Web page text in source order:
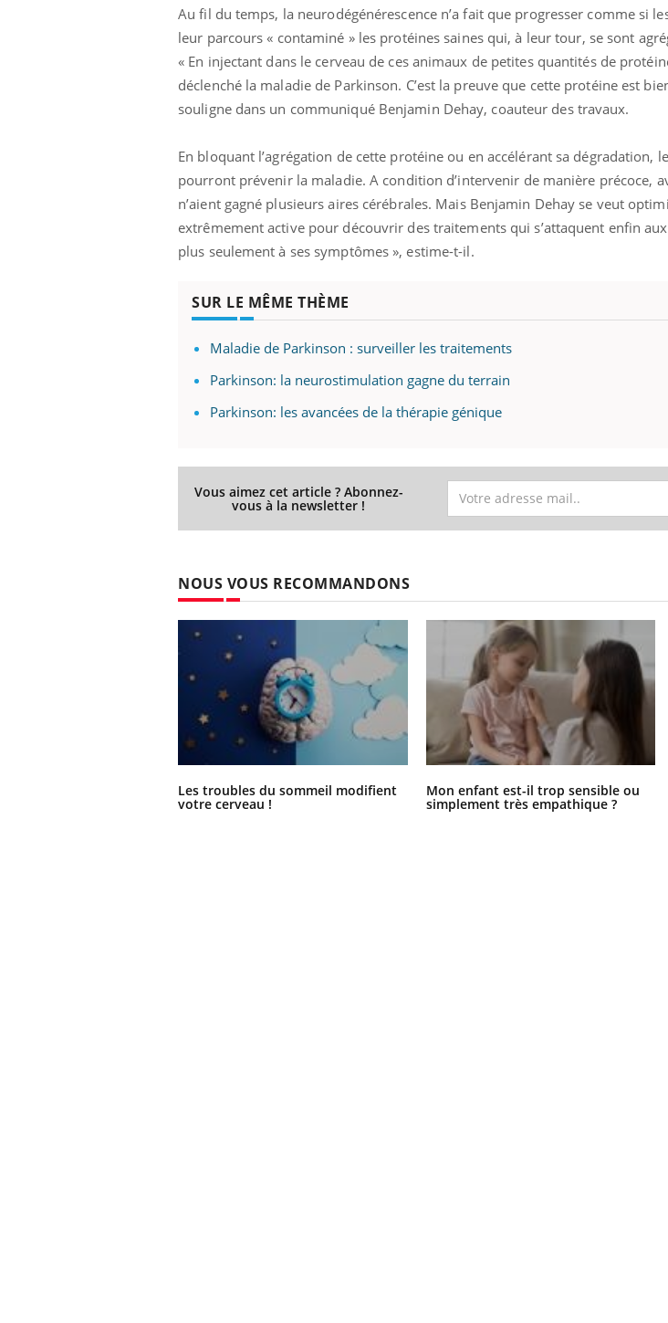
Au fil du temps, la neurodégénérescence n’a fait que progresser comme si
leur parcours « contaminé » les protéines saines qui, à leur tour, se sont
« En injectant dans le cerveau de ces animaux de petites quantités de
déclenché la maladie de Parkinson. C’est la preuve que cette protéine est
souligne dans un communiqué Benjamin Dehay, coauteur des travaux.
En bloquant l’agrégation de cette protéine ou en accélérant sa dégradation,
pourront prévenir la maladie. A condition d’intervenir de manière précoce,
n’aient gagné plusieurs aires cérébrales. Mais Benjamin Dehay se veut
extrêmement active pour découvrir des traitements qui s’attaquent enfin
plus seulement à ses symptômes », estime-t-il.
SUR LE MÊME THÈME
Maladie de Parkinson : surveiller les traitements
Parkinson: la neurostimulation gagne du terrain
Parkinson: les avancées de la thérapie génique
Vous aimez cet article ? Abonnez-
vous à la newsletter !
NOUS VOUS RECOMMANDONS
Les troubles du sommeil modifient
votre cerveau !
Mon enfant est-il trop sensible ou
simplement très empathique ?
Il y a des sujets qui sont faciles à aborder...
questions sur la maladie d'un proche c'est
montrer ...